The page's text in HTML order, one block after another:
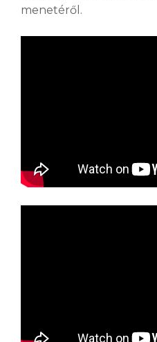
menetéről.